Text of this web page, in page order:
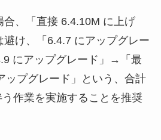
合、「直接 6.4.10M に上げ
避け、「6.4.7 にアップグレー
にアップグレード」→「最
ップグレード」という、合計
作業を実施することを推奨